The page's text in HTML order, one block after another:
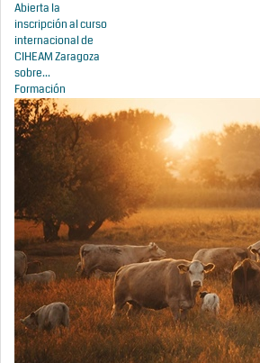
Abierta la
inscripción al curso
internacional de
CIHEAM Zaragoza
sobre...
Formación